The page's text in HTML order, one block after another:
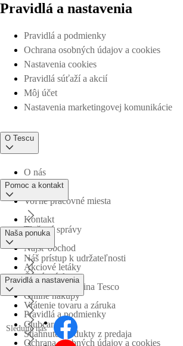
Pravidlá a nastavenia
Pravidlá a podmienky
Ochrana osobných údajov a cookies
Nastavenia cookies
Pravidlá súťaží a akcií
Môj účet
Nastavenia marketingovej komunikácie
O Tescu
O nás
Voľné pracovné miesta
Tlačové správy
Náš prístup k udržateľnosti
Obchodná skupina Tesco
Pomoc a kontakt
Kontakt
Nájsť obchod
Časté otázky
Vrátenie tovaru a záruka
Stiahnuté produkty z predaja
Naša ponuka
Akciové letáky
Online nákupy
Clubcard
Pravidlá a nastavenia
Pravidlá a podmienky
Ochrana osobných údajov a cookies
Sledujte nás